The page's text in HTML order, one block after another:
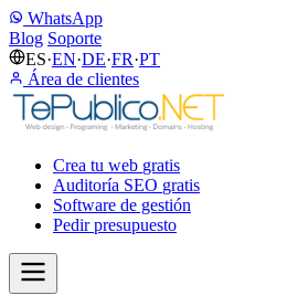
WhatsApp
Blog Soporte
ES·EN·DE·FR·PT
Área de clientes
Crea tu web gratis
Auditoría SEO gratis
Software de gestión
Pedir presupuesto